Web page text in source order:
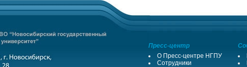
Пресс-центр
О Пресс-центре НГПУ
Сотрудники